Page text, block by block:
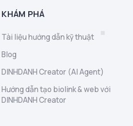
KHÁM PHÁ
Tài liệu hướng dẫn kỹ thuật
Blog
DINHDANH Creator (AI Agent)
Hướng dẫn tạo biolink & web với
DINHDANH Creator